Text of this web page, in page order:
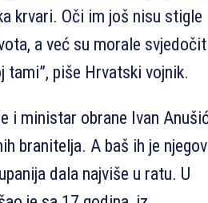
krvari. Oči im još nisu stigle
a već su morale
tami”, piše Hrvatski vojnik.
i ministar obrane Ivan
branitelja. A baš ih je
dala najviše u ratu. U